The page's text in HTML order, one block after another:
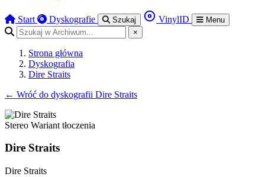
Start Dyskografie Szukaj VinylID
Menu
×
Strona główna
Dyskografia
Dire Straits
← Wróć do dyskografii Dire Straits
Stereo Wariant tłoczenia
Dire Straits
Dire Straits